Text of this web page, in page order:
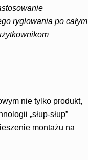
ryglowania po całym
nie tylko produkt,
„słup-słup”
montażu na